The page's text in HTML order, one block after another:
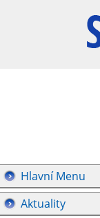
Hlavní Menu
Aktuality